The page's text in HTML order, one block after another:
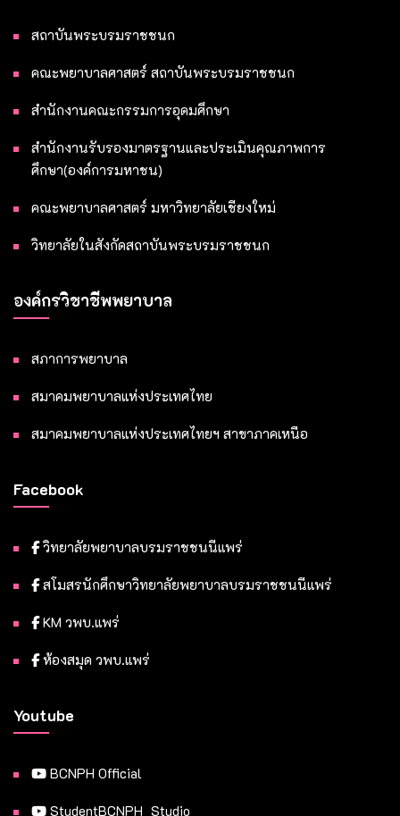
สถาบันพระบรมราชชนก
คณะพยาบาลศาสตร์ สถาบันพระบรมราชชนก
สำนักงานคณะกรรมการอุดมศึกษา
สำนักงานรับรองมาตรฐานและประเมินคุณภาพการ
ศึกษา(องค์การมหาชน)
คณะพยาบาลศาสตร์ มหาวิทยาลัยเชียงใหม่
วิทยาลัยในสังกัดสถาบันพระบรมราชชนก
องค์กรวิชาชีพพยาบาล
สภาการพยาบาล
สมาคมพยาบาลแห่งประเทศไทย
สมาคมพยาบาลแห่งประเทศไทยฯ สาขาภาคเหนือ
Facebook
วิทยาลัยพยาบาลบรมราชชนนีแพร่
สโมสรนักศึกษาวิทยาลัยพยาบาลบรมราชชนนีแพร่
KM วพบ.แพร่
ห้องสมุด วพบ.แพร่
Youtube
BCNPH Official
StudentBCNPH_Studio